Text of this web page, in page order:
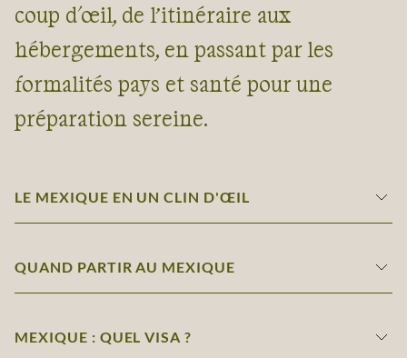
coup d'œil, de l’itinéraire aux
hébergements, en passant par les
formalités pays et santé pour une
préparation sereine.
LE MEXIQUE EN UN CLIN D'ŒIL
QUAND PARTIR AU MEXIQUE
MEXIQUE : QUEL VISA ?